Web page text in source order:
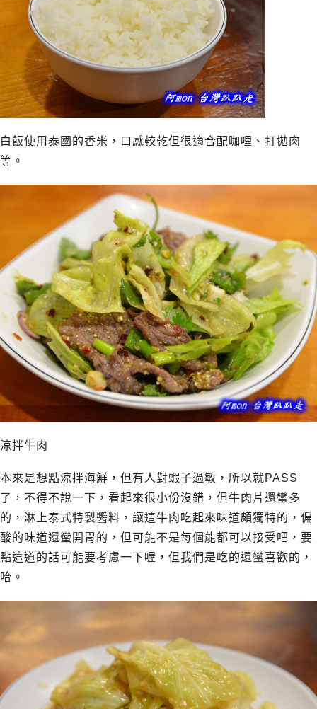
白飯使用泰國的香米，口感較乾但很適合配咖哩、打拋肉
等。
涼拌牛肉
本來是想點涼拌海鮮，但有人對蝦子過敏，所以就PASS
了，不得不說一下，看起來很小份沒錯，但牛肉片還蠻多
的，淋上泰式特製醬料，讓這牛肉吃起來味道頗獨特的，偏
酸的味道還蠻開胃的，但可能不是每個能都可以接受吧，要
點這道的話可能要考慮一下喔，但我們是吃的還蠻喜歡的，
哈。